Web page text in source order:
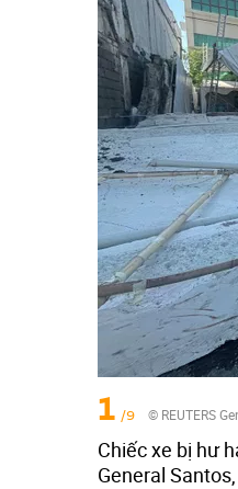
1 /9 © REUTERS
Chiếc xe bị hư
General